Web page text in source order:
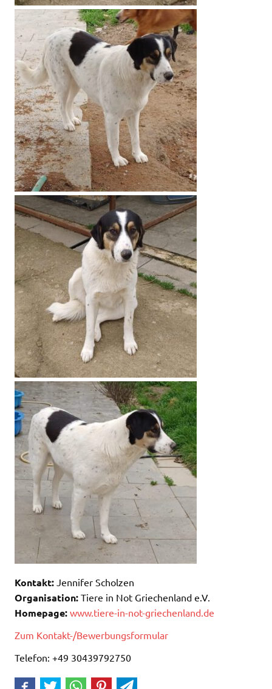
Kontakt: Jennifer Scholzen
Organisation: Tiere in Not Griechenland e.V.
Homepage: www.tiere-in-not-griechenland.de
Zum Kontakt-/Bewerbungsformular
Telefon: +49 30439792750